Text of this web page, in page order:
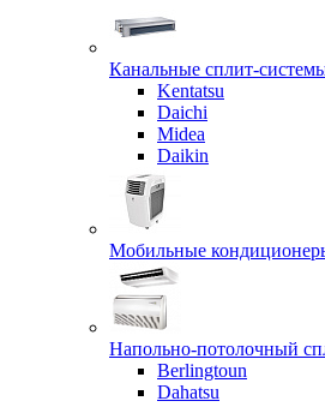
Канальные сплит-
Kentatsu
Daichi
Midea
Daikin
Мобильные
Напольно-потолочный
Berlingtoun
Dahatsu